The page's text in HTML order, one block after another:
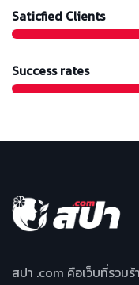
Saticfied Clients
Success rates
สปา .com คือเว็บที่รวม